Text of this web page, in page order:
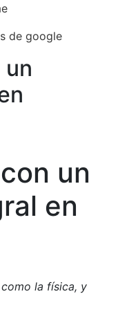
de google
un
un
en
la física, y